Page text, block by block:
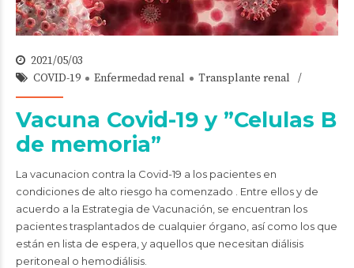
2021/05/03
COVID-19
Enfermedad renal Transplante renal
Vacuna Covid-19 y ”Celulas B
de memoria”
La vacunacion contra la Covid-19 a los pacientes en
condiciones de alto riesgo ha comenzado . Entre ellos y de
acuerdo a la Estrategia de Vacunación, se encuentran los
pacientes trasplantados de cualquier órgano, así como los que
están en lista de espera, y aquellos que necesitan diálisis
peritoneal o hemodiálisis.